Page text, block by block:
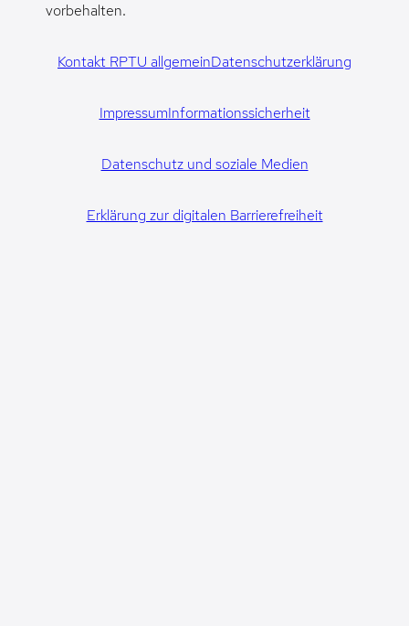
vorbehalten.
Kontakt RPTU allgemeinDatenschutzerklärung
ImpressumInformationssicherheit
Datenschutz und soziale Medien
Erklärung zur digitalen Barrierefreiheit